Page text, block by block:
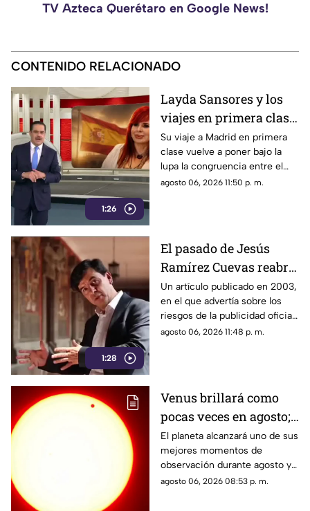
TV Azteca Querétaro en Google News!
CONTENIDO RELACIONADO
1:26
Layda Sansores y los
viajes en primera clase
que reavivan el debate
sobre la austeridad
Su viaje a Madrid en primera
clase vuelve a poner bajo la
lupa la congruencia entre el
discurso de austeridad
agosto 06, 2026 11:50 p. m.
1:28
El pasado de Jesús
Ramírez Cuevas reabre
el debate sobre la
censura
Un artículo publicado en 2003,
en el que advertía sobre los
riesgos de la publicidad oficial
y la censura a los medios
agosto 06, 2026 11:48 p. m.
Venus brillará como
pocas veces en agosto;
a esta hora podrás
verlo durante este mes
El planeta alcanzará uno de sus
mejores momentos de
observación durante agosto y
podrá distinguirse sin
agosto 06, 2026 08:53 p. m.